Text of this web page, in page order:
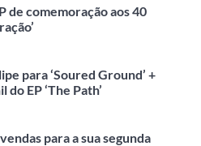
de comemoração aos 40
para ‘Soured Ground’ +
EP ‘The Path’
para a sua segunda